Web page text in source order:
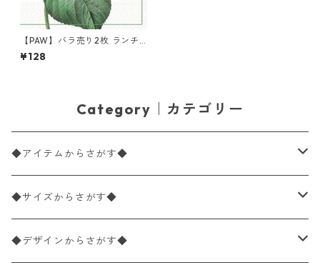
【PAW】バラ売り2枚 ランチ
サイズ ペーパーナプキン Vint
age Hydrangea ホワイト
¥128
Category｜カテゴリー
◆アイテムからさがす◆
ペーパーナプキン2枚バラ売り
ペーパーナプキン1枚バラ売り
◆サイズからさがす◆
33×33cm（ランチサイズ）
◆デザインからさがす◆